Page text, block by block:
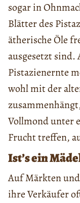
sogar in
Blätter des
ätherische Öle
ausgesetzt sind.
Pistazienernte
wohl mit der
Vollmond unter
Frucht treffen,
Ist’s ein
Auf Märkten
ihre Verkäufer